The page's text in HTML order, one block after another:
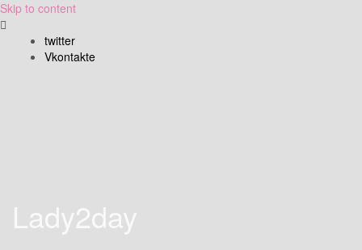
Skip to content
twitter
Vkontakte
Lady2day